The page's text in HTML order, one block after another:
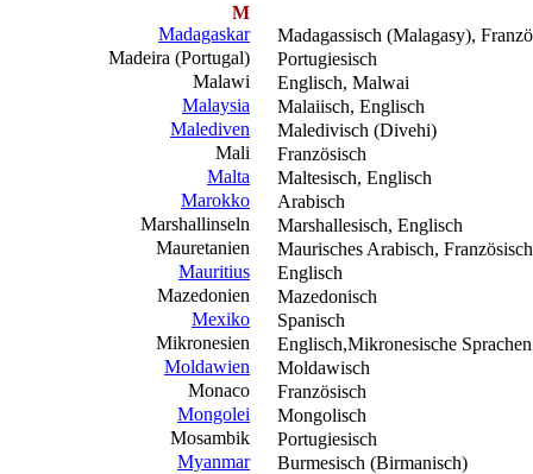
M
Madagaskar
Madagassisch (Malagasy),
Madeira (Portugal)
Portugiesisch
Malawi
Englisch, Malwai
Malaysia
Malaiisch, Englisch
Malediven
Maledivisch (Divehi)
Mali
Französisch
Malta
Maltesisch, Englisch
Marokko
Arabisch
Marshallinseln
Marshallesisch, Englisch
Mauretanien
Maurisches Arabisch, Französisch
Mauritius
Englisch
Mazedonien
Mazedonisch
Mexiko
Spanisch
Mikronesien
Englisch,Mikronesische Sprachen
Moldawien
Moldawisch
Monaco
Französisch
Mongolei
Mongolisch
Mosambik
Portugiesisch
Myanmar
Burmesisch (Birmanisch)